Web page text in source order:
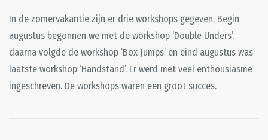
In de zomervakantie zijn er drie workshops gegeven. Begin
augustus begonnen we met de workshop ‘Double Unders’,
daarna volgde de workshop ‘Box Jumps’ en eind augustus was
laatste workshop ‘Handstand’. Er werd met veel enthousiasme
ingeschreven. De workshops waren een groot succes.